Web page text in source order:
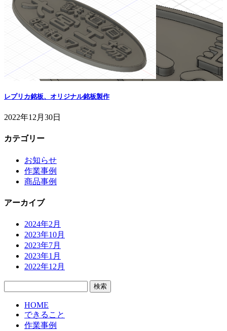
レプリカ銘板、オリジナル銘板製作
2022年12月30日
カテゴリー
お知らせ
作業事例
商品事例
アーカイブ
2024年2月
2023年10月
2023年7月
2023年1月
2022年12月
HOME
できること
作業事例